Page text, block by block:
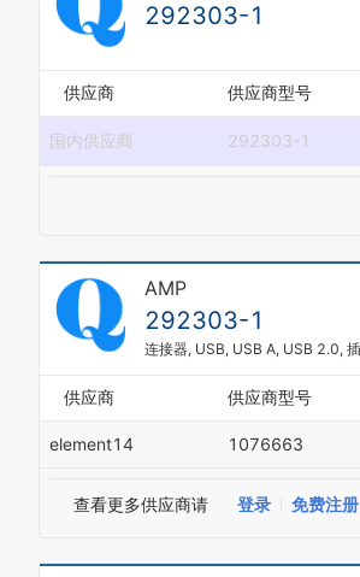
292303-1
供应商 供应商型号
国内供应商 292303-1
AMP
292303-1
供应商 供应商型号
element14 1076663
查看更多供应商请 登录 免费注册